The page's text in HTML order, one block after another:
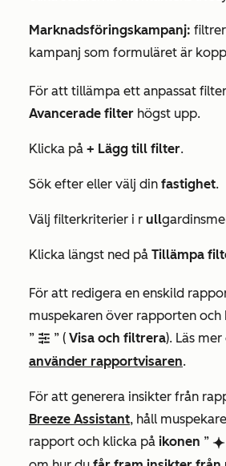
Marknadsföringskampanj:
kampanj som formuläret är
För att tillämpa ett anpassat
Avancerade filter högst upp.
Klicka på + Lägg till filter.
Sök efter eller välj din fastighet.
Välj filterkriterier i r ull
Klicka längst ned på Tillämpa
För att redigera en enskild
muspekaren över rapporten och
” filter ” ( Visa och filtrera). Läs
använder rapportvisaren.
För att generera insikter från
Breeze Assistant, håll
rapport och klicka på ikonen ” breezeSingleStar